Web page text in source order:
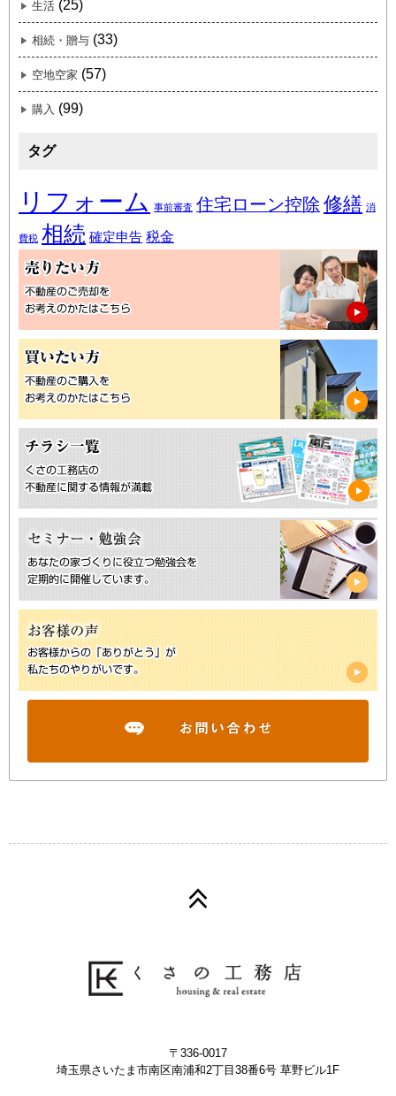
生活 (25)
相続・贈与 (33)
空地空家 (57)
購入 (99)
タグ
リフォーム 事前審査 住宅ローン控除 修繕 消
費税 相続 確定申告 税金
〒336-0017
埼玉県さいたま市南区南浦和2丁目38番6号 草野ビル1F